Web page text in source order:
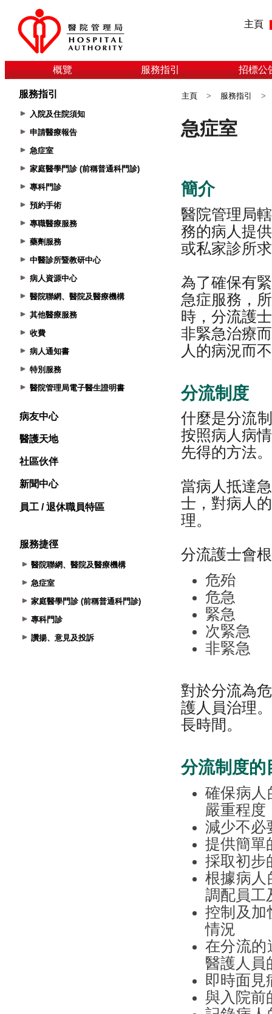
主頁
概覽 服務指引 招標公
服務指引
入院及住院須知
申請醫療報告
急症室
家庭醫學門診 (前稱普通科門診)
專科門診
預約手術
專職醫療服務
藥劑服務
中醫診所暨教研中心
病人資源中心
醫院聯網、醫院及醫療機構
其他醫療服務
收費
病人通知書
特別服務
醫院管理局電子醫生證明書
病友中心
醫護天地
社區伙伴
新聞中心
員工 / 退休職員特區
服務捷徑
醫院聯網、醫院及醫療機構
急症室
家庭醫學門診 (前稱普通科門診)
專科門診
讚揚、意見及投訴
主頁 > 服務指引 >